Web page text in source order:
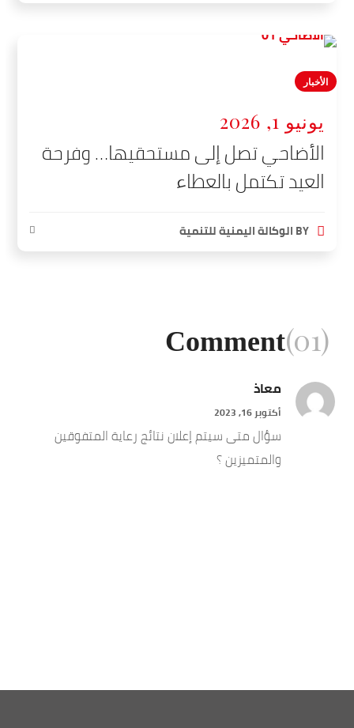
الأخبار
يونيو 1, 2026
الأضاحي تصل إلى مستحقيها… وفرحة
العيد تكتمل بالعطاء
BYالوكالة اليمنية للتنمية
Comment(01)
معاذ
أكتوبر 16, 2023
سؤال متى سيتم إعلان نتائج رعاية المتفوقين
والمتميزين ؟